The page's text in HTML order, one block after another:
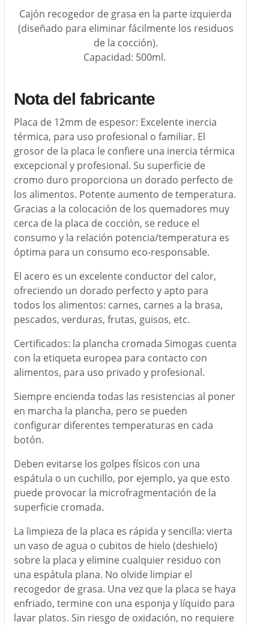
Cajón recogedor de grasa en la parte izquierda
(diseñado para eliminar fácilmente los residuos
de la cocción).
Capacidad: 500ml.
Nota del fabricante
Placa de 12mm de espesor: Excelente inercia
térmica, para uso profesional o familiar. El
grosor de la placa le confiere una inercia térmica
excepcional y profesional. Su superficie de
cromo duro proporciona un dorado perfecto de
los alimentos. Potente aumento de temperatura.
Gracias a la colocación de los quemadores muy
cerca de la placa de cocción, se reduce el
consumo y la relación potencia/temperatura es
óptima para un consumo eco-responsable.
El acero es un excelente conductor del calor,
ofreciendo un dorado perfecto y apto para
todos los alimentos: carnes, carnes a la brasa,
pescados, verduras, frutas, guisos, etc.
Certificados: la plancha cromada Simogas cuenta
con la etiqueta europea para contacto con
alimentos, para uso privado y profesional.
Siempre encienda todas las resistencias al poner
en marcha la plancha, pero se pueden
configurar diferentes temperaturas en cada
botón.
Deben evitarse los golpes físicos con una
espátula o un cuchillo, por ejemplo, ya que esto
puede provocar la microfragmentación de la
superficie cromada.
La limpieza de la placa es rápida y sencilla: vierta
un vaso de agua o cubitos de hielo (deshielo)
sobre la placa y elimine cualquier residuo con
una espátula plana. No olvide limpiar el
recogedor de grasa. Una vez que la placa se haya
enfriado, termine con una esponja y líquido para
lavar platos. Sin riesgo de oxidación, no requiere